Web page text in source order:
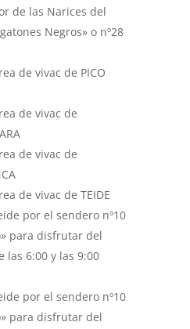
de las Narices del
Negros» o nº28
de vivac de PICO
de vivac de
de vivac de
de vivac de TEIDE
por el sendero nº10
para disfrutar del
las 6:00 y las 9:00
por el sendero nº10
para disfrutar del